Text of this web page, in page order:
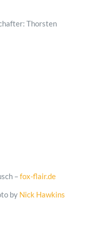
Thorsten
– fox-flair.de
by Nick Hawkins